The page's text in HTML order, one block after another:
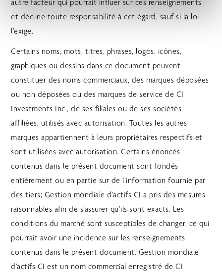
autre facteur qui pourrait influer sur ces renseignements
et décline toute responsabilité à cet égard, sauf si la loi
l’exige.
Certains noms, mots, titres, phrases, logos, icônes,
graphiques ou dessins dans ce document peuvent
constituer des noms commerciaux, des marques déposées
ou non déposées ou des marques de service de CI
Investments Inc., de ses filiales ou de ses sociétés
affiliées, utilisés avec autorisation. Toutes les autres
marques appartiennent à leurs propriétaires respectifs et
sont utilisées avec autorisation. Certains énoncés
contenus dans le présent document sont fondés
entièrement ou en partie sur de l’information fournie par
des tiers; Gestion mondiale d’actifs CI a pris des mesures
raisonnables afin de s’assurer qu’ils sont exacts. Les
conditions du marché sont susceptibles de changer, ce qui
pourrait avoir une incidence sur les renseignements
contenus dans le présent document. Gestion mondiale
d’actifs CI est un nom commercial enregistré de CI